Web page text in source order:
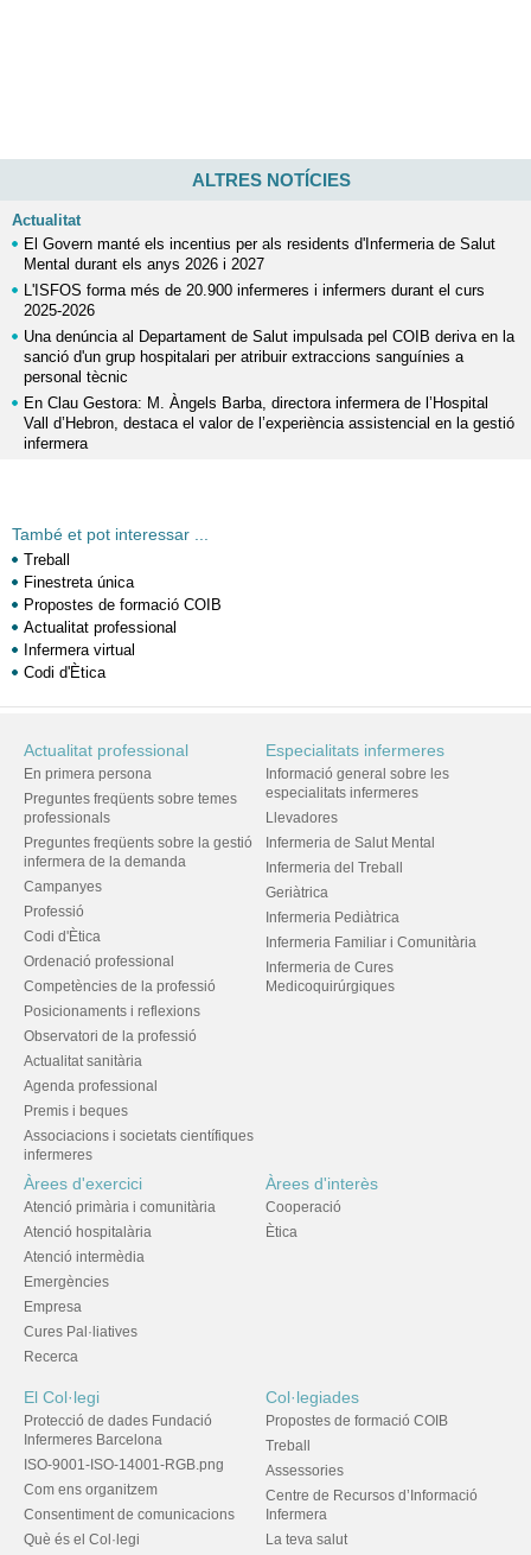
ALTRES NOTÍCIES
Actualitat
El Govern manté els incentius per als residents d'Infermeria de Salut
Mental durant els anys 2026 i 2027
L'ISFOS forma més de 20.900 infermeres i infermers durant el curs
2025-2026
Una denúncia al Departament de Salut impulsada pel COIB deriva en la
sanció d'un grup hospitalari per atribuir extraccions sanguínies a
personal tècnic
En Clau Gestora: M. Àngels Barba, directora infermera de l’Hospital
Vall d’Hebron, destaca el valor de l’experiència assistencial en la gestió
infermera
També et pot interessar ...
Treball
Finestreta única
Propostes de formació COIB
Actualitat professional
Infermera virtual
Codi d'Ètica
Actualitat professional
En primera persona
Preguntes freqüents sobre temes
professionals
Preguntes freqüents sobre la gestió
infermera de la demanda
Campanyes
Professió
Codi d'Ètica
Ordenació professional
Competències de la professió
Posicionaments i reflexions
Observatori de la professió
Actualitat sanitària
Agenda professional
Premis i beques
Associacions i societats científiques
infermeres
Especialitats infermeres
Informació general sobre les
especialitats infermeres
Llevadores
Infermeria de Salut Mental
Infermeria del Treball
Geriàtrica
Infermeria Pediàtrica
Infermeria Familiar i Comunitària
Infermeria de Cures
Medicoquirúrgiques
Àrees d'exercici
Atenció primària i comunitària
Atenció hospitalària
Atenció intermèdia
Emergències
Empresa
Cures Pal·liatives
Recerca
Àrees d'interès
Cooperació
Ètica
El Col·legi
Protecció de dades Fundació
Infermeres Barcelona
ISO-9001-ISO-14001-RGB.png
Com ens organitzem
Consentiment de comunicacions
Què és el Col·legi
Col·legiades
Propostes de formació COIB
Treball
Assessories
Centre de Recursos d’Informació
Infermera
La teva salut